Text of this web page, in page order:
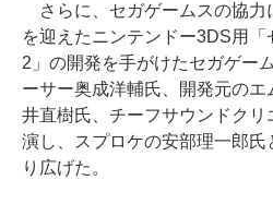
さらに、セガゲームスの協力
を迎えたニンテンドー3DS用
2」の開発を手がけたセガゲー
ーサー奥成洋輔氏、開発元の
井直樹氏、チーフサウンドクリ
演し、スプロケの安部理一郎
り広げた。